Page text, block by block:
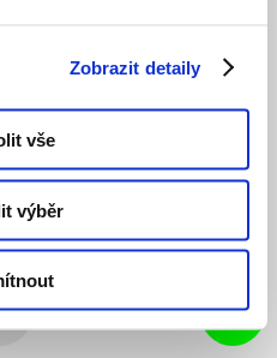
Zobrazit detaily
vše
výběr